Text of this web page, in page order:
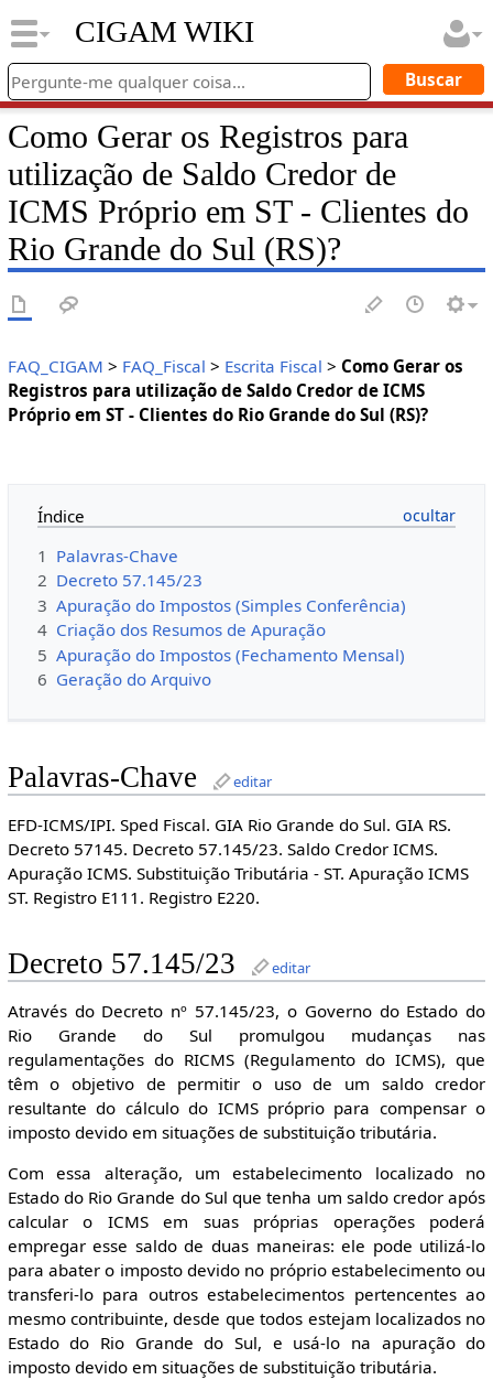
CIGAM WIKI
Como Gerar os Registros para
utilização de Saldo Credor de
ICMS Próprio em ST - Clientes do
Rio Grande do Sul (RS)?
FAQ_CIGAM > FAQ_Fiscal > Escrita Fiscal > Como Gerar os
Registros para utilização de Saldo Credor de ICMS
Próprio em ST - Clientes do Rio Grande do Sul (RS)?
Índice
1 Palavras-Chave
2 Decreto 57.145/23
3 Apuração do Impostos (Simples Conferência)
4 Criação dos Resumos de Apuração
5 Apuração do Impostos (Fechamento Mensal)
6 Geração do Arquivo
Palavras-Chave editar
EFD-ICMS/IPI. Sped Fiscal. GIA Rio Grande do Sul. GIA RS.
Decreto 57145. Decreto 57.145/23. Saldo Credor ICMS.
Apuração ICMS. Substituição Tributária - ST. Apuração ICMS
ST. Registro E111. Registro E220.
Decreto 57.145/23 editar
Através do Decreto nº 57.145/23, o Governo do Estado do
Rio Grande do Sul promulgou mudanças nas
regulamentações do RICMS (Regulamento do ICMS), que
têm o objetivo de permitir o uso de um saldo credor
resultante do cálculo do ICMS próprio para compensar o
imposto devido em situações de substituição tributária.
Com essa alteração, um estabelecimento localizado no
Estado do Rio Grande do Sul que tenha um saldo credor após
calcular o ICMS em suas próprias operações poderá
empregar esse saldo de duas maneiras: ele pode utilizá-lo
para abater o imposto devido no próprio estabelecimento ou
transferi-lo para outros estabelecimentos pertencentes ao
mesmo contribuinte, desde que todos estejam localizados no
Estado do Rio Grande do Sul, e usá-lo na apuração do
imposto devido em situações de substituição tributária.